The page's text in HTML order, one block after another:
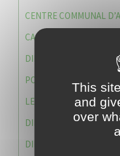
CENTRE COMMUNAL
CAISSE DES ÉCOLES
DIRECTION DES
POLICE MUNICIPALE
LE CABINET DU MAIRE
DIRECTION DES
DIRECTION DU
This
and
over